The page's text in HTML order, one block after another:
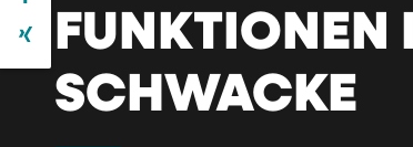
FUNKTIONEN
SCHWACKE